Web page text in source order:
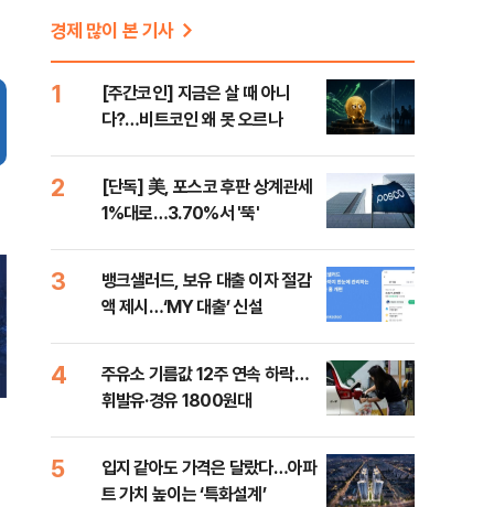
경제 많이 본 기사
1
[주간코인] 지금은 살 때 아니
다?…비트코인 왜 못 오르나
2
[단독] 美, 포스코 후판 상계관세
1%대로…3.70%서 '뚝'
3
뱅크샐러드, 보유 대출 이자 절감
액 제시…‘MY 대출’ 신설
4
주유소 기름값 12주 연속 하락…
휘발유·경유 1800원대
5
입지 같아도 가격은 달랐다…아파
트 가치 높이는 ‘특화설계’